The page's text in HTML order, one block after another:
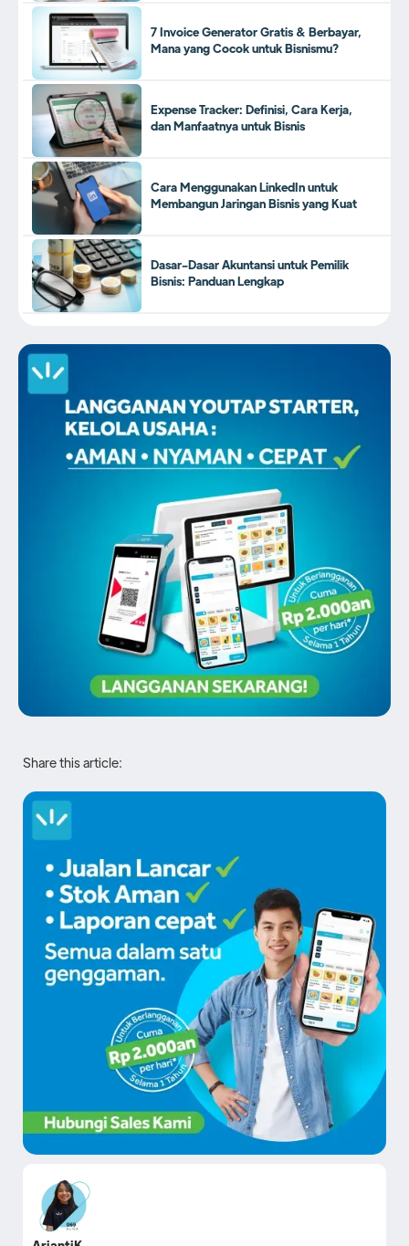
7 Invoice Generator Gratis & Berbayar,
Mana yang Cocok untuk Bisnismu?
Expense Tracker: Definisi, Cara Kerja,
dan Manfaatnya untuk Bisnis
Cara Menggunakan LinkedIn untuk
Membangun Jaringan Bisnis yang Kuat
Dasar-Dasar Akuntansi untuk Pemilik
Bisnis: Panduan Lengkap
Share this article: